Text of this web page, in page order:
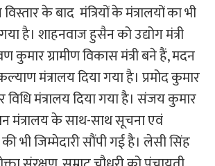
के बाद मंत्रियों के मंत्रालयों का भी
है। शाहनवाज हुसैन को उद्योग मंत्री
कुमार ग्रामीण विकास मंत्री बने हैं, मदन
मंत्रालय दिया गया है। प्रमोद कुमार
विधि मंत्रालय दिया गया है। संजय कुमार
मंत्रालय के साथ-साथ सूचना एवं
भी जिम्मेदारी सौंपी गई है। लेसी सिंह